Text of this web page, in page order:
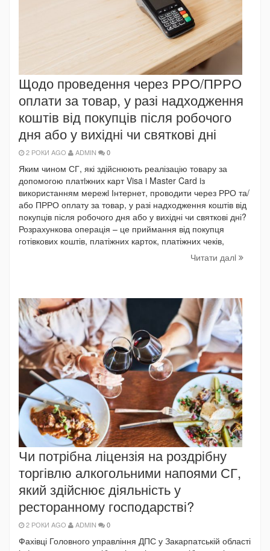
Щодо проведення через РРО/ПРРО
оплати за товар, у разі надходження
коштів від покупців після робочого
дня або у вихідні чи святкові дні
2 РОКИ AGO ADMIN 0
Яким чином СГ, які здійснюють реалізацію товару за
допомогою платiжних карт Visa i Master Card iз
використанням мережi Інтернет, проводити через РРО та/
або ПРРО оплату за товар, у разі надходження коштів від
покупців після робочого дня або у вихідні чи святкові дні?
Розрахункова операція – це приймання від покупця
готівкових коштів, платіжних карток, платіжних чеків,
Читати далi
Чи потрібна ліцензія на роздрібну
торгівлю алкогольними напоями СГ,
який здійснює діяльність у
ресторанному господарстві?
2 РОКИ AGO ADMIN 0
Фахівці Головного управління ДПС у Закарпатській області